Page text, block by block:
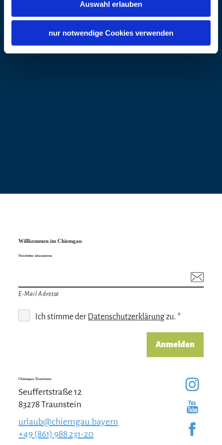
Auswahl erlauben
nur notwendige Cookies verwenden
Internet
https://www.heimatmuseum-
obing.de/
Willkommen im Chiemgau
Newsletter abonnieren
E-Mail Adresse
Ich stimme der Datenschutzerklärungzu. *
Anmelden
Chiemgau Tourismus
Seuffertstraße 12
83278 Traunstein
urlaub@chiemgau.bayern
+49 (861) 988 231-20